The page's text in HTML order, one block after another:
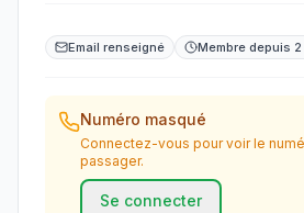
Email renseigné Membre depuis 2
Numéro masqué
Connectez-vous pour voir le
passager.
Se connecter